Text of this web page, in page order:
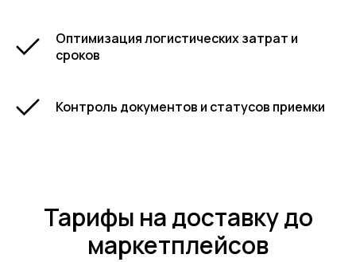
Оптимизация логистических затрат и
сроков
Контроль документов и статусов приемки
Тарифы на доставку до
маркетплейсов